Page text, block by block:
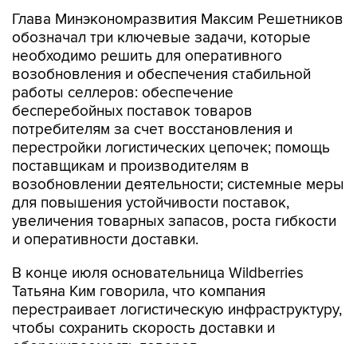
Глава Минэкономразвития Максим Решетников
обозначал три ключевые задачи, которые
необходимо решить для оперативного
возобновления и обеспечения стабильной
работы селлеров: обеспечение
бесперебойных поставок товаров
потребителям за счет восстановления и
перестройки логистических цепочек; помощь
поставщикам и производителям в
возобновлении деятельности; системные меры
для повышения устойчивости поставок,
увеличения товарных запасов, роста гибкости
и оперативности доставки.
В конце июля основательница Wildberries
Татьяна Ким говорила, что компания
перестраивает логистическую инфраструктуру,
чтобы сохранить скорость доставки и